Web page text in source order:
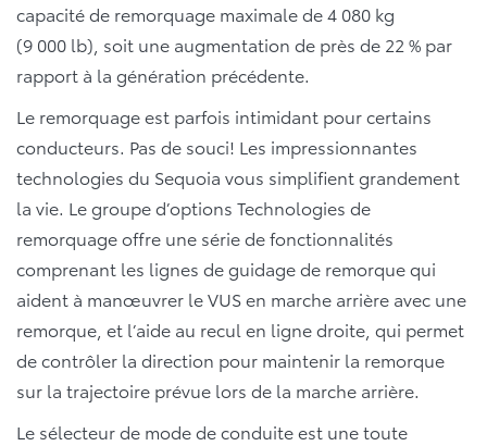
capacité de remorquage maximale de 4 080 kg
(9 000 lb), soit une augmentation de près de 22 % par
rapport à la génération précédente.
Le remorquage est parfois intimidant pour certains
conducteurs. Pas de souci! Les impressionnantes
technologies du Sequoia vous simplifient grandement
la vie. Le groupe d’options Technologies de
remorquage offre une série de fonctionnalités
comprenant les lignes de guidage de remorque qui
aident à manœuvrer le VUS en marche arrière avec une
remorque, et l’aide au recul en ligne droite, qui permet
de contrôler la direction pour maintenir la remorque
sur la trajectoire prévue lors de la marche arrière.
Le sélecteur de mode de conduite est une toute